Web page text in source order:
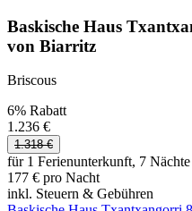
Baskische Haus
von Biarritz
Briscous
6% Rabatt
1.236 €
1.318 €
für 1 Ferienunterkunft, 7 Nächte
177 € pro Nacht
inkl. Steuern & Gebühren